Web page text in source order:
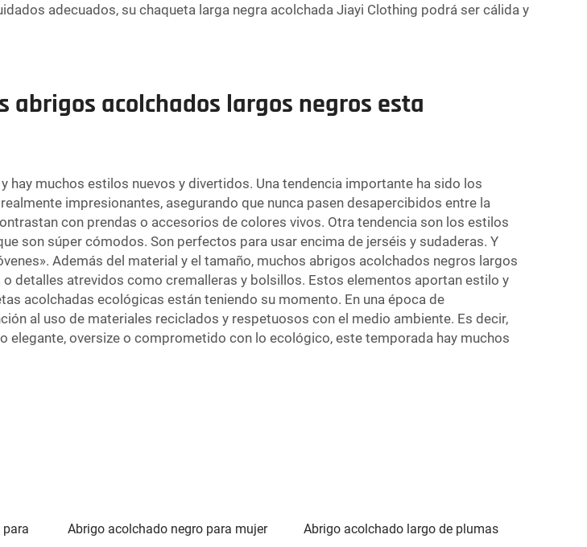
adecuados, su chaqueta larga negra acolchada Jiayi Clothing podrá ser cálida y
abrigos acolchados largos negros esta
muchos estilos nuevos y divertidos. Una tendencia importante ha sido los
impresionantes, asegurando que nunca pasen desapercibidos entre la
con prendas o accesorios de colores vivos. Otra tendencia son los estilos
son súper cómodos. Son perfectos para usar encima de jerséis y sudaderas. Y
Además del material y el tamaño, muchos abrigos acolchados negros largos
detalles atrevidos como cremalleras y bolsillos. Estos elementos aportan estilo y
acolchadas ecológicas están teniendo su momento. En una época de
al uso de materiales reciclados y respetuosos con el medio ambiente. Es decir,
elegante, oversize o comprometido con lo ecológico, este temporada hay muchos
Abrigo acolchado negro para mujer Abrigo acolchado largo de plumas